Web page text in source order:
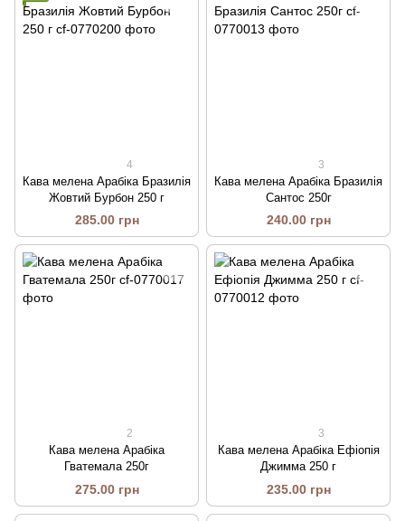
4
Кава мелена Арабіка Бразилія
Жовтий Бурбон 250 г
285.00 грн
3
Кава мелена Арабіка Бразилія
Сантос 250г
240.00 грн
2
Кава мелена Арабіка
Гватемала 250г
275.00 грн
3
Кава мелена Арабіка Ефіопія
Джимма 250 г
235.00 грн